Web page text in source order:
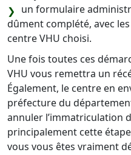
un formulaire
dûment complété, avec
centre VHU choisi.
Une fois toutes ces
VHU vous remettra un
Également, le centre en
préfecture du
annuler l’immatriculation
principalement cette
vous vous êtes vraiment